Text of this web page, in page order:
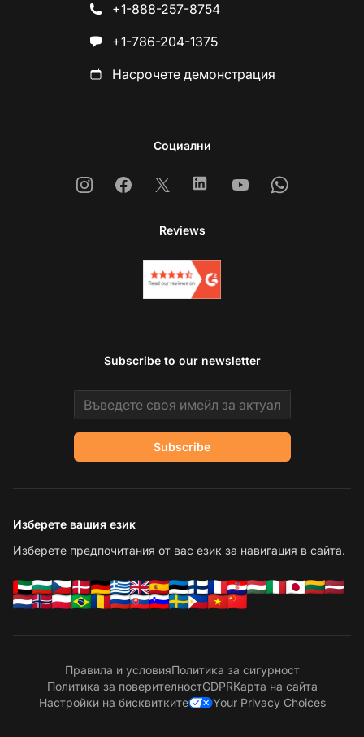
+1-888-257-8754
+1-786-204-1375
Насрочете демонстрация
Социални
InstagramFacebook
X LinkedinYoutubeWhatsapp
Reviews
Subscribe to our newsletter
Email address
Subscribe
Изберете вашия език
Изберете предпочитания от вас език за навигация в сайта.
Правила и условияПолитика за сигурност
Политика за поверителностGDPRКарта на сайта
Настройки на бисквитките
Your Privacy Choices